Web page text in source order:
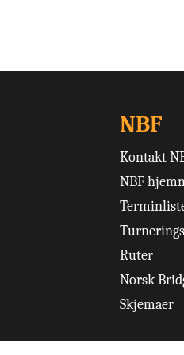
NBF
Kontakt
NBF
Ruter
Norsk
Skjemaer